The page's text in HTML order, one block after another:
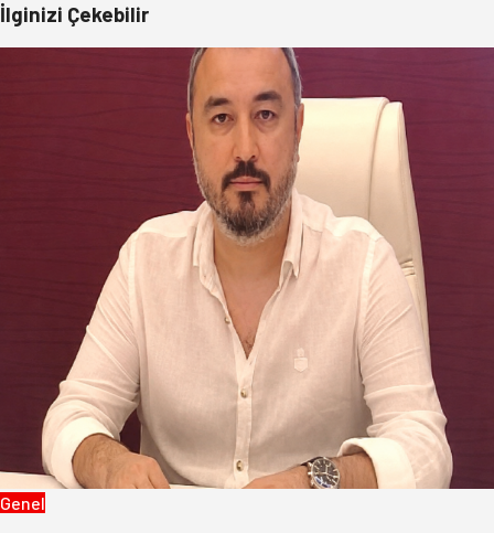
İlginizi Çekebilir
Genel